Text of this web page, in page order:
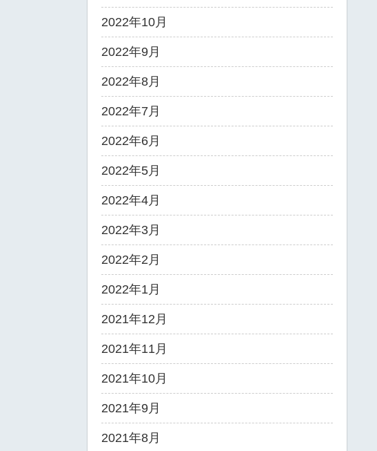
2022年10月
2022年9月
2022年8月
2022年7月
2022年6月
2022年5月
2022年4月
2022年3月
2022年2月
2022年1月
2021年12月
2021年11月
2021年10月
2021年9月
2021年8月